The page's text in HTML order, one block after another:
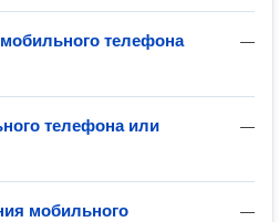
—
мобильного телефона
—
телефона или
—
мобильного